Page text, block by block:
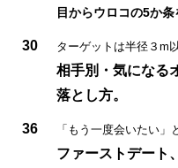
目からウロコの5か条
30 ターゲットは半径３m
相手別・気になる
落とし方。
36 「もう一度会いたい」
ファーストデート、